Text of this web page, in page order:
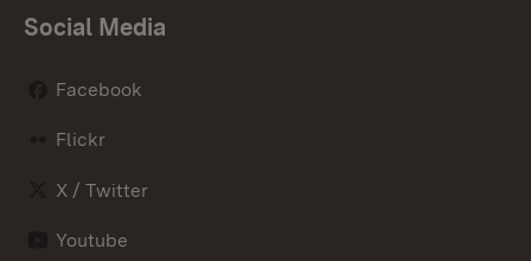
Social Media
Facebook
Flickr
X / Twitter
Youtube